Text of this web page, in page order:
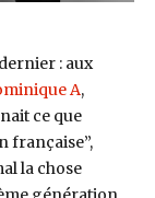
: aux
A,
ce que
française”,
la chose